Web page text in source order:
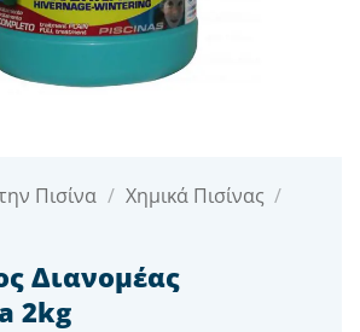
Πισίνα / Χημικά Πισίνας /
Διανομέας
2kg